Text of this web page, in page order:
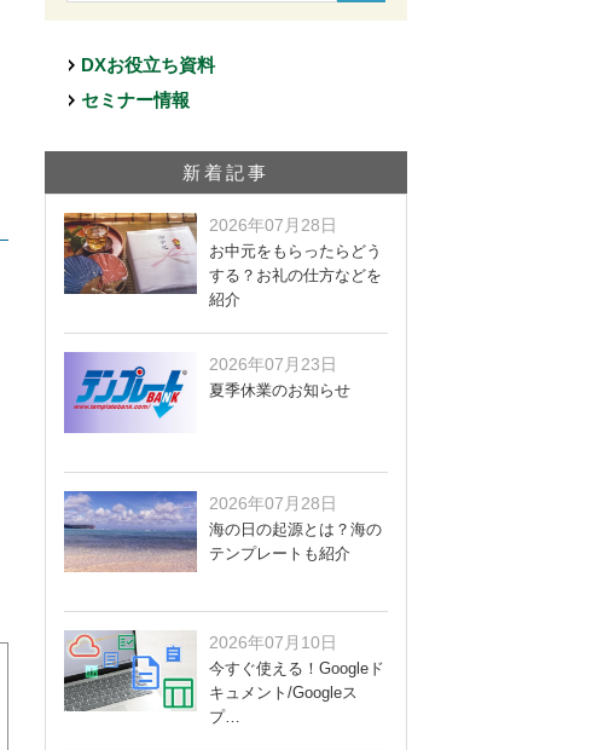
DXお役立ち資料
セミナー情報
新着記事
2026年07月28日
お中元をもらったらどう
する？お礼の仕方などを
紹介
2026年07月23日
夏季休業のお知らせ
2026年07月28日
海の日の起源とは？海の
テンプレートも紹介
2026年07月10日
今すぐ使える！Googleド
キュメント/Googleス
プ…